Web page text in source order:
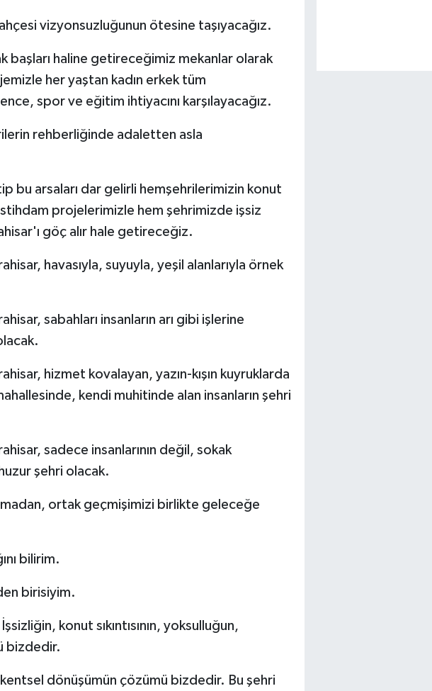
vizyonsuzluğunun ötesine taşıyacağız.
başları haline getireceğimiz mekanlar olarak
her yaştan kadın erkek tüm
spor ve eğitim ihtiyacını karşılayacağız.
rehberliğinde adaletten asla
bu arsaları dar gelirli hemşehrilerimizin konut
projelerimizle hem şehrimizde işsiz
göç alır hale getireceğiz.
havasıyla, suyuyla, yeşil alanlarıyla örnek
sabahları insanların arı gibi işlerine
hizmet kovalayan, yazın-kışın kuyruklarda
kendi muhitinde alan insanların şehri
sadece insanlarının değil, sokak
şehri olacak.
ortak geçmişimizi birlikte geleceğe
bilirim.
birisiyim.
konut sıkıntısının, yoksulluğun,
bizdedir.
dönüşümün çözümü bizdedir. Bu şehri